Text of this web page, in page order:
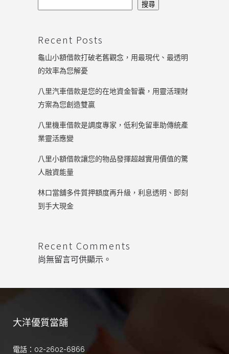
搜尋
Recent Posts
龜山小額借款打破老舊觀念，用最現代、最透明
的效率為您解憂
八里汽車借款是您的在地資金智囊，用靈活理財
方案為您創造雙贏
八里機車借款是調度專家，低利免留車助傳統產
業靈活應變
八里小額借款讓您的物品發揮超越實用價值的驚
人融資能量
林口當舖多件質押額度再升級，利息透明、即刻
到手大現金
Recent Comments
尚無留言可供顯示。
大洋優質當舖
電話：02-2602-6866